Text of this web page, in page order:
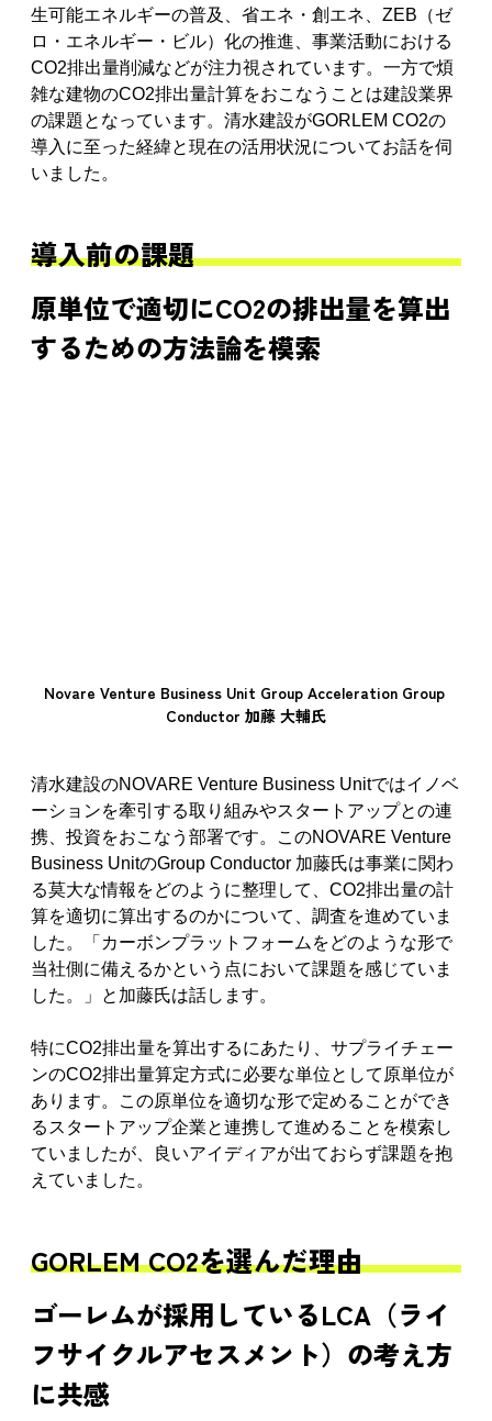
生可能エネルギーの普及、省エネ・創エネ、ZEB（ゼ
ロ・エネルギー・ビル）化の推進、事業活動における
CO2排出量削減などが注力視されています。一方で煩
雑な建物のCO2排出量計算をおこなうことは建設業界
の課題となっています。清水建設がGORLEM CO2の
導入に至った経緯と現在の活用状況についてお話を伺
いました。
導入前の課題
原単位で適切にCO2の排出量を算出
するための方法論を模索
Novare Venture Business Unit Group Acceleration Group
Conductor 加藤 大輔氏
清水建設のNOVARE Venture Business Unitではイノベ
ーションを牽引する取り組みやスタートアップとの連
携、投資をおこなう部署です。このNOVARE Venture
Business UnitのGroup Conductor 加藤氏は事業に関わ
る莫大な情報をどのように整理して、CO2排出量の計
算を適切に算出するのかについて、調査を進めていま
した。「カーボンプラットフォームをどのような形で
当社側に備えるかという点において課題を感じていま
した。」と加藤氏は話します。
特にCO2排出量を算出するにあたり、サプライチェー
ンのCO2排出量算定方式に必要な単位として原単位が
あります。この原単位を適切な形で定めることができ
るスタートアップ企業と連携して進めることを模索し
ていましたが、良いアイディアが出ておらず課題を抱
えていました。
GORLEM CO2を選んだ理由
ゴーレムが採用しているLCA（ライ
フサイクルアセスメント）の考え方
に共感